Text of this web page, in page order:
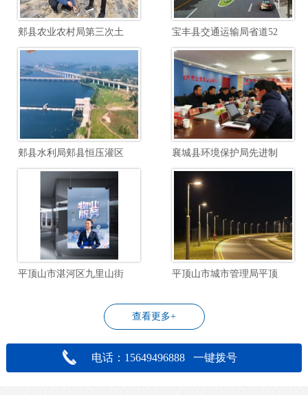
查看更多+
电话：15649496888 一键拨号